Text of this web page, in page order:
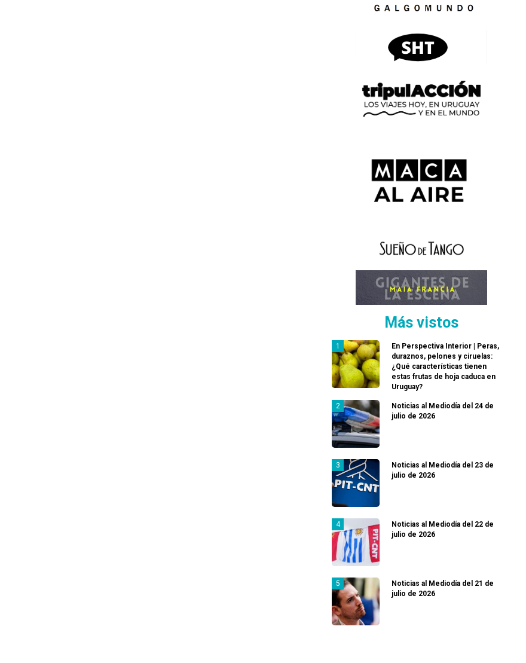
Más vistos
En Perspectiva Interior | Peras,
duraznos, pelones y ciruelas:
¿Qué características tienen
estas frutas de hoja caduca en
Uruguay?
Noticias al Mediodía del 24 de
julio de 2026
Noticias al Mediodía del 23 de
julio de 2026
Noticias al Mediodía del 22 de
julio de 2026
Noticias al Mediodía del 21 de
julio de 2026